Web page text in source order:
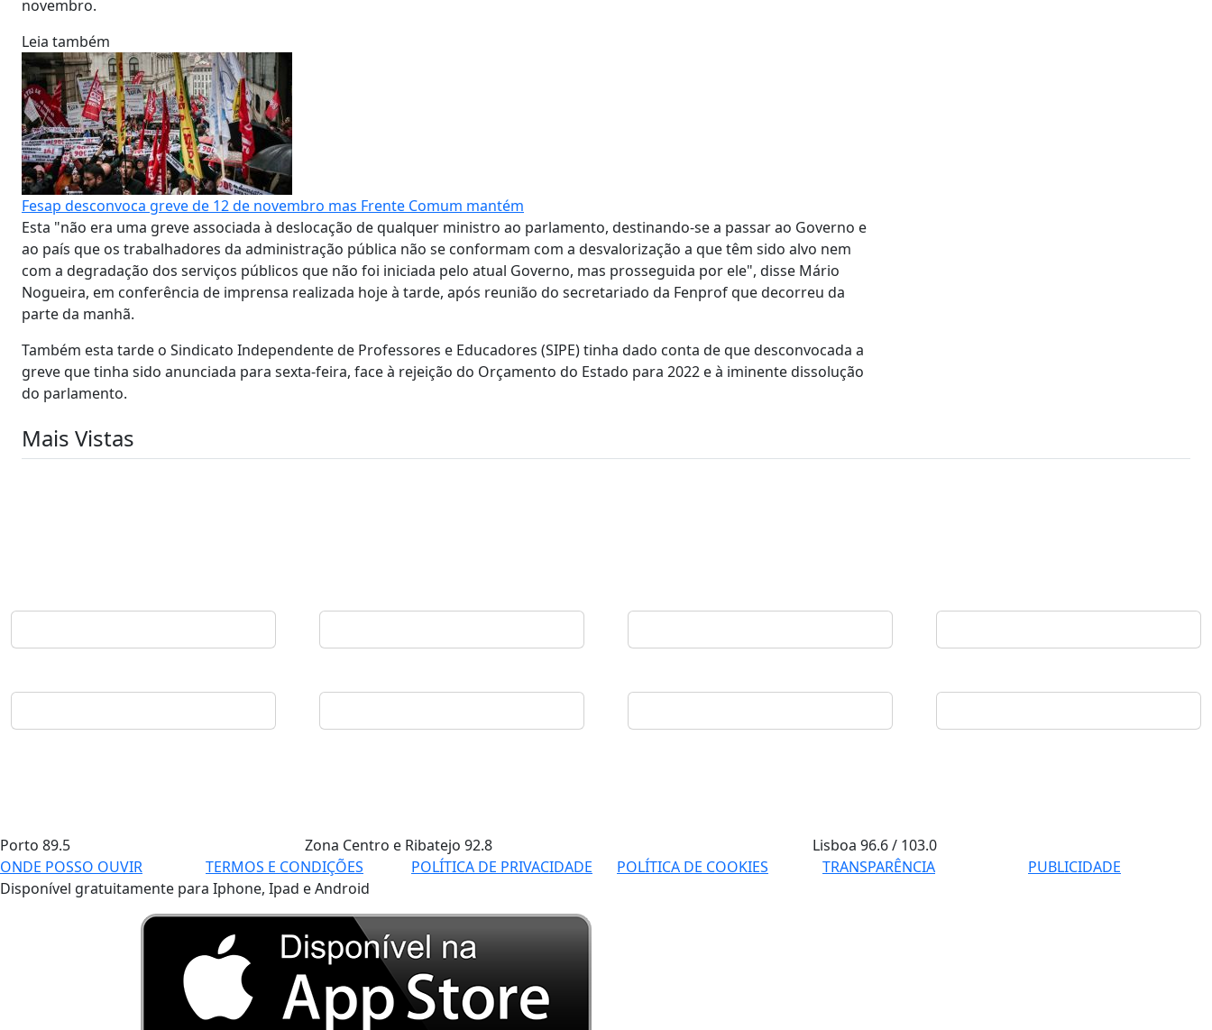
novembro.
Leia também
Fesap desconvoca greve de 12 de novembro mas Frente Comum mantém
Esta "não era uma greve associada à deslocação de qualquer ministro ao parlamento, destinando-se a passar ao Governo e
ao país que os trabalhadores da administração pública não se conformam com a desvalorização a que têm sido alvo nem
com a degradação dos serviços públicos que não foi iniciada pelo atual Governo, mas prosseguida por ele", disse Mário
Nogueira, em conferência de imprensa realizada hoje à tarde, após reunião do secretariado da Fenprof que decorreu da
parte da manhã.
Também esta tarde o Sindicato Independente de Professores e Educadores (SIPE) tinha dado conta de que desconvocada a
greve que tinha sido anunciada para sexta-feira, face à rejeição do Orçamento do Estado para 2022 e à iminente dissolução
do parlamento.
Mais Vistas
Porto 89.5 Zona Centro e Ribatejo 92.8 Lisboa96.6 / 103.0
ONDE POSSO OUVIR
TERMOS E CONDIÇÕES POLÍTICA DE PRIVACIDADE POLÍTICA DE COOKIES TRANSPARÊNCIA
PUBLICIDADE
Disponível gratuitamente para Iphone, Ipad e Android